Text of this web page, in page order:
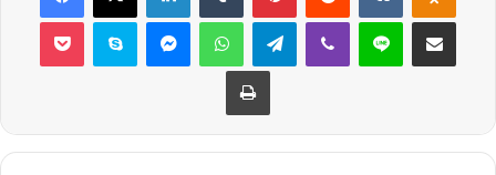
Pocket Skype MessengerWhatsAppTelegramViber Line E-Posta ile
Yazdır